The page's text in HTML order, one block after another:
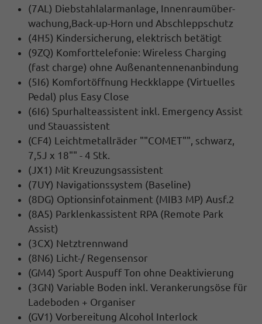
(7AL) Diebstahlalarmanlage, Innenraumüber-
wachung,Back-up-Horn und Abschleppschutz
(4H5) Kindersicherung, elektrisch betätigt
(9ZQ) Komforttelefonie: Wireless Charging
(fast charge) ohne Außenantennenanbindung
(5I6) Komfortöffnung Heckklappe (Virtuelles
Pedal) plus Easy Close
(6I6) Spurhalteassistent inkl. Emergency Assist
und Stauassistent
(CF4) Leichtmetallräder ""COMET"", schwarz,
7,5J x 18"" - 4 Stk.
(JX1) Mit Kreuzungsassistent
(7UY) Navigationssystem (Baseline)
(8DG) Optionsinfotainment (MIB3 MP) Ausf.2
(8A5) Parklenkassistent RPA (Remote Park
Assist)
(3CX) Netztrennwand
(8N6) Licht-/ Regensensor
(GM4) Sport Auspuff Ton ohne Deaktivierung
(3GN) Variable Boden inkl. Verankerungsöse für
Ladeboden + Organiser
(GV1) Vorbereitung Alcohol Interlock